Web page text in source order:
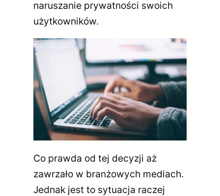
naruszanie prywatności swoich
użytkowników.
Co prawda od tej decyzji aż
zawrzało w branżowych mediach.
Jednak jest to sytuacja raczej